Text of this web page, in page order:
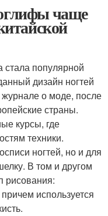
чаще
стала популярной
дизайн ногтей
журнале о моде, после
страны.
курсы, где
техники.
ногтей, но и для
В том и другом
рисования:
используется